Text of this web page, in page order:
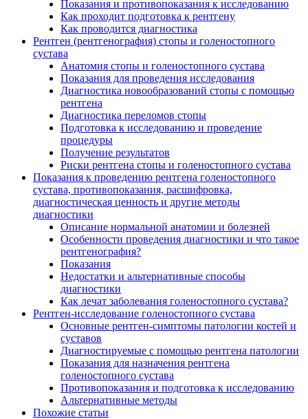
Показания и противопоказания к исследованию
Как проходит подготовка к рентгену
Как проводится диагностика
Рентген (рентгенография) стопы и голеностопного
сустава
Анатомия стопы и голеностопного сустава
Показания для проведения исследования
Диагностика новообразований стопы с помощью
рентгена
Диагностика переломов стопы
Подготовка к исследованию и проведение
процедуры
Получение результатов
Риски рентгена стопы и голеностопного сустава
Показания к проведению рентгена голеностопного
сустава, противопоказания, расшифровка,
диагностическая ценность и другие методы
диагностики
Описание нормальной анатомии и болезней
Особенности проведения диагностики и что такое
рентгенография?
Показания
Недостатки и альтернативные способы
диагностики
Как лечат заболевания голеностопного сустава?
Рентген-исследование голеностопного сустава
Основные рентген-симптомы патологии костей и
суставов
Диагностируемые с помощью рентгена патологии
Показания для назначения рентгена
голеностопного сустава
Противопоказания и подготовка к исследованию
Альтернативные методы
Похожие статьи